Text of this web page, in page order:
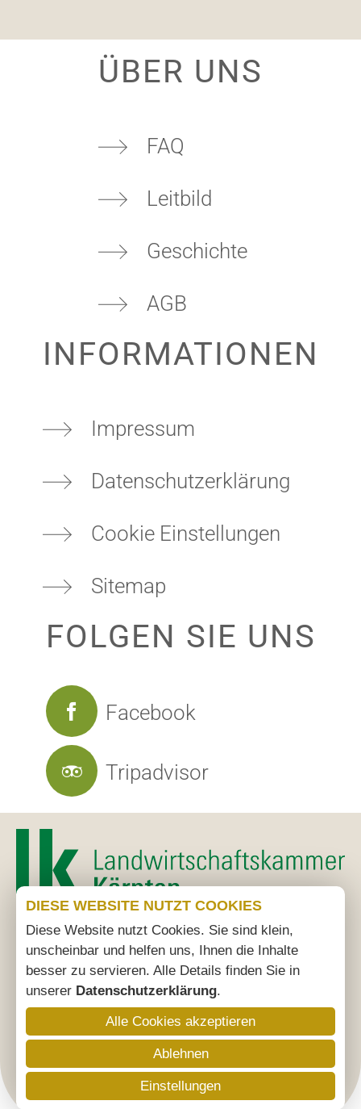
HERVORRAGENDE KÜCHE
ÜBER UNS
FAQ
Leitbild
Geschichte
AGB
INFORMATIONEN
Impressum
Datenschutzerklärung
Cookie Einstellungen
Sitemap
FOLGEN SIE UNS
Facebook
Tripadvisor
DIESE WEBSITE NUTZT COOKIES
Diese Website nutzt Cookies. Sie sind klein,
unscheinbar und helfen uns, Ihnen die Inhalte
besser zu servieren. Alle Details finden Sie in
unserer Datenschutzerklärung.
Alle Cookies akzeptieren
Ablehnen
Einstellungen